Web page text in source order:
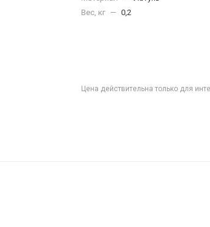
Вес, кг — 0,2
Цена действительна только для